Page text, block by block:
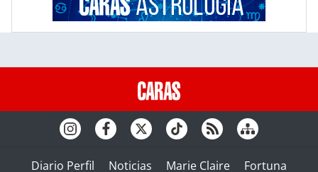
Diario Perfil Noticias Marie Claire
Fortuna